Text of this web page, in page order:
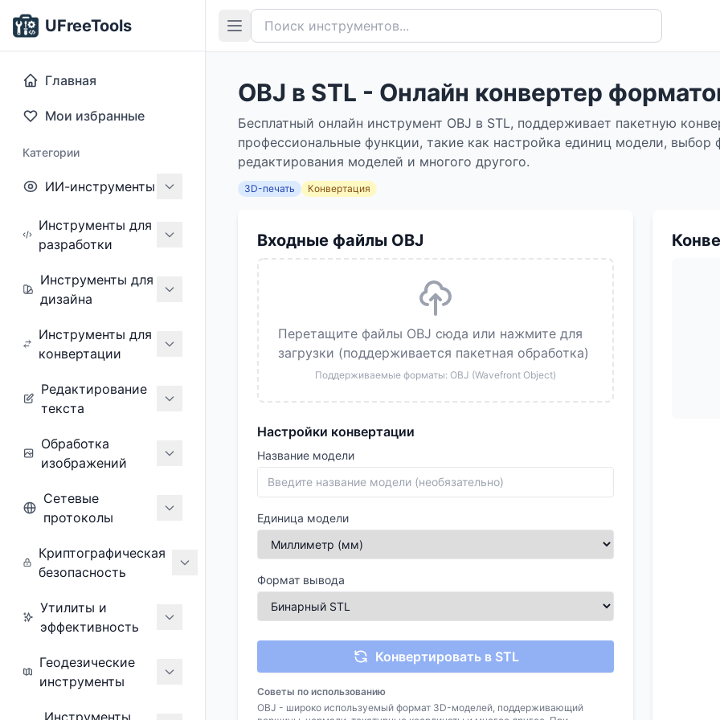
UFreeTools
Главная
Мои избранные
Категории
ИИ-инструменты
Инструменты для
разработки
Инструменты для
дизайна
Инструменты для
конвертации
Редактирование
текста
Обработка
изображений
Сетевые
протоколы
Криптографическая
безопасность
Утилиты и
эффективность
Геодезические
инструменты
Инструменты
OBJ в STL - Онлайн конвертер
Бесплатный онлайн инструмент OBJ в STL, поддерживает пакетную
профессиональные функции, такие как настройка единиц модели,
редактирования моделей и многого другого.
3D-печать Конвертация
Входные файлы OBJ
Перетащите файлы OBJ сюда или нажмите для
загрузки (поддерживается пакетная обработка)
Поддерживаемые форматы: OBJ (Wavefront Object)
Настройки конвертации
Название модели
Единица модели
Формат вывода
Конвертировать в STL
Советы по использованию
OBJ - широко используемый формат 3D-моделей, поддерживающий